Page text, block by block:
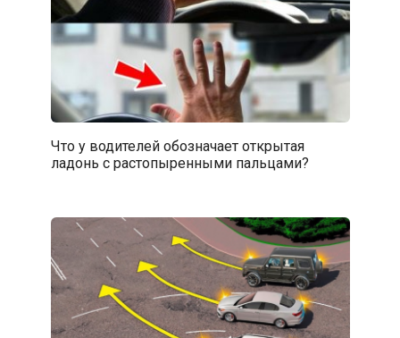
Что у водителей обозначает открытая
ладонь с растопыренными пальцами?